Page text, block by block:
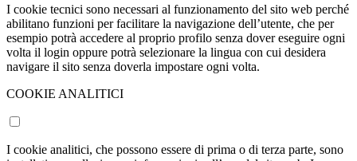
Strettamente necessari
I cookie tecnici sono necessari al funzionamento del sito web perché
abilitano funzioni per facilitare la navigazione dell’utente, che per
esempio potrà accedere al proprio profilo senza dover eseguire ogni
volta il login oppure potrà selezionare la lingua con cui desidera
navigare il sito senza doverla impostare ogni volta.
COOKIE ANALITICI